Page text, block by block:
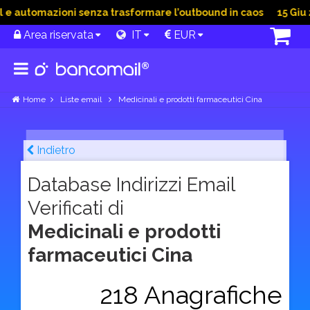
senza trasformare l’outbound in caos 15 Giu
Area riservata IT EUR
Home Liste email Medicinali e prodotti farmaceutici Cina
Indietro
Database Indirizzi Email
Verificati di
Medicinali e prodotti
farmaceutici Cina
218 Anagrafiche